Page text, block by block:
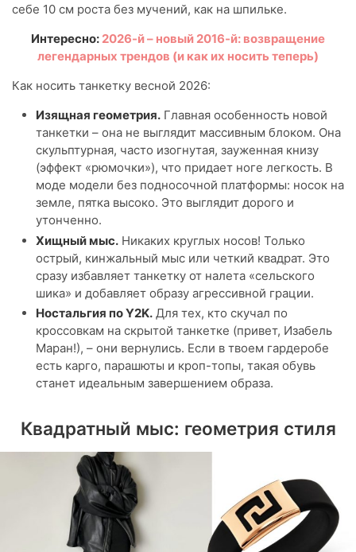
себе 10 см роста без мучений, как на шпильке.
Интересно: 2026-й – новый 2016-й: возвращение
легендарных трендов (и как их носить теперь)
Как носить танкетку весной 2026:
Изящная геометрия. Главная особенность новой
танкетки – она не выглядит массивным блоком. Она
скульптурная, часто изогнутая, зауженная книзу
(эффект «рюмочки»), что придает ноге легкость. В
моде модели без подносочной платформы: носок на
земле, пятка высоко. Это выглядит дорого и
утонченно.
Хищный мыс. Никаких круглых носов! Только
острый, кинжальный мыс или четкий квадрат. Это
сразу избавляет танкетку от налета «сельского
шика» и добавляет образу агрессивной грации.
Ностальгия по Y2K. Для тех, кто скучал по
кроссовкам на скрытой танкетке (привет, Изабель
Маран!), – они вернулись. Если в твоем гардеробе
есть карго, парашюты и кроп-топы, такая обувь
станет идеальным завершением образа.
Квадратный мыс: геометрия стиля